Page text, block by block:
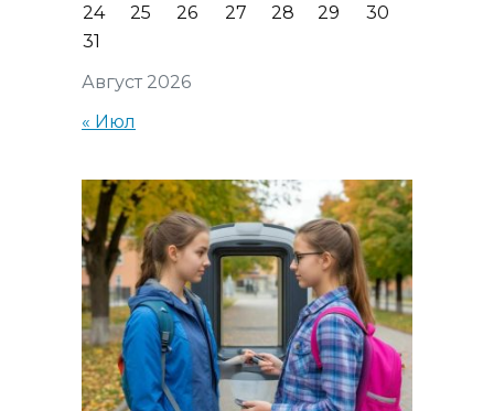
Август 2026
24
25 26 27 28 29
30
31
« Июл